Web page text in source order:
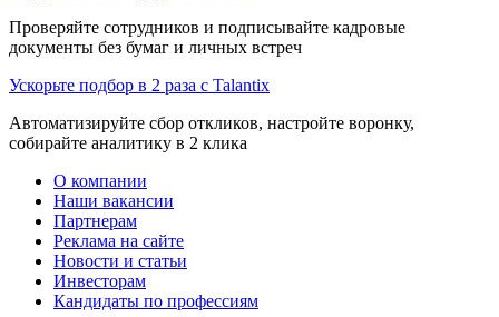
Проверяйте сотрудников и подписывайте кадровые
документы без бумаг и личных встреч
Ускорьте подбор в 2 раза с Talantix
Автоматизируйте сбор откликов, настройте воронку,
собирайте аналитику в 2 клика
О компании
Наши вакансии
Партнерам
Реклама на сайте
Новости и статьи
Инвесторам
Кандидаты по профессиям